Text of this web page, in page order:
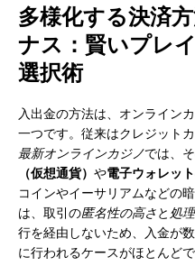
多様化する決済
ナス：賢いプレ
選択術
入出金の方法は、オンライン
一つです。従来はクレジット
最新オンラインカジノでは、
（仮想通貨） や電子ウォレット
コインやイーサリアムなどの
は、取引の匿名性の高さと 処
行を経由しないため、入金が
に行われるケースがほとんど